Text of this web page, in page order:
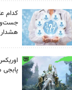
کدام
هشدار
پابجی